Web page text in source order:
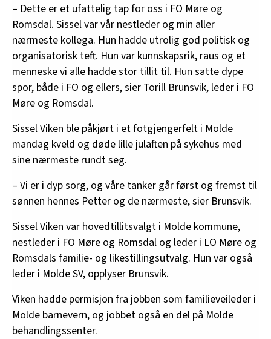
– Dette er et ufattelig tap for oss i FO Møre og
Romsdal. Sissel var vår nestleder og min aller
nærmeste kollega. Hun hadde utrolig god politisk og
organisatorisk teft. Hun var kunnskapsrik, raus og et
menneske vi alle hadde stor tillit til. Hun satte dype
spor, både i FO og ellers, sier Torill Brunsvik, leder i FO
Møre og Romsdal.
Sissel Viken ble påkjørt i et fotgjengerfelt i Molde
mandag kveld og døde lille julaften på sykehus med
sine nærmeste rundt seg.
– Vi er i dyp sorg, og våre tanker går først og fremst til
sønnen hennes Petter og de nærmeste, sier Brunsvik.
Sissel Viken var hovedtillitsvalgt i Molde kommune,
nestleder i FO Møre og Romsdal og leder i LO Møre og
Romsdals familie- og likestillingsutvalg. Hun var også
leder i Molde SV, opplyser Brunsvik.
Viken hadde permisjon fra jobben som familieveileder i
Molde barnevern, og jobbet også en del på Molde
behandlingssenter.